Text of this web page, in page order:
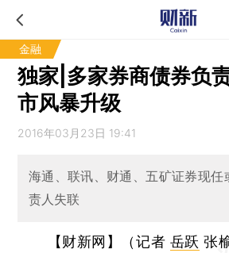
金融
独家|多家券商债券负
市风暴升级
2016年03月23日 19:41
海通、联讯、财通、五矿证券现任
责人失联
【财新网】（记者 岳跃 张